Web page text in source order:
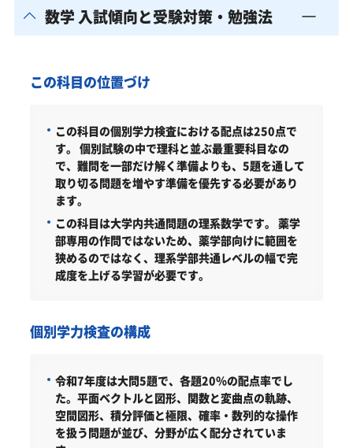
数学 入試傾向と受験対策・勉強法
この科目の位置づけ
この科目の個別学力検査における配点は250点で
す。 個別試験の中で理科と並ぶ最重要科目なの
で、難問を一部だけ解く準備よりも、5題を通して
取り切る問題を増やす準備を優先する必要があり
ます。
この科目は大学内共通問題の理系数学です。 薬学
部専用の作問ではないため、薬学部向けに範囲を
狭めるのではなく、理系学部共通レベルの幅で完
成度を上げる学習が必要です。
個別学力検査の構成
令和7年度は大問5題で、各題20％の配点率でし
た。平面ベクトルと図形、関数と変曲点の軌跡、
空間図形、積分評価と極限、確率・数列的な操作
を扱う問題が並び、分野が広く配分されていま